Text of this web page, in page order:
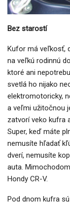
Bez starostí
Kufor má veľkosť,
na veľkú rodinnú
ktoré ani
svetlá ho nijako
elektromotoricky,
a veľmi užitočnou
zatvorí veko kufra
Super, keď máte
nemusíte hľadať
dverí, nemusíte
auta.
Hondy CR-V.
Pod dnom kufra